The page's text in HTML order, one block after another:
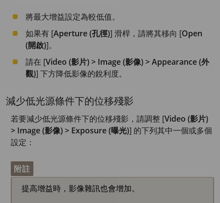
將最大增益設定為較低值。
如果有 [Aperture (孔徑)] 滑桿，請將其移向 [Open
(開啟)]。
請在 [Video (影片) > Image (影像) > Appearance (外
觀)] 下方降低影像的銳利度。
減少低光源條件下的位移殘影
若要減少低光源條件下的位移殘影，請調整 [Video (影片)
> Image (影像) > Exposure (曝光)] 的下列其中一個或多個
設定：
附註
提高增益時，影像雜訊也會增加。